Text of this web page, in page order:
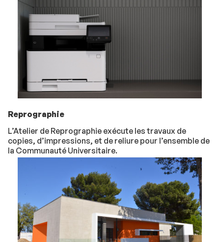
Reprographie
L’Atelier de Reprographie exécute les travaux de
copies, d’impressions, et de reliure pour l’ensemble de
la Communauté Universitaire.